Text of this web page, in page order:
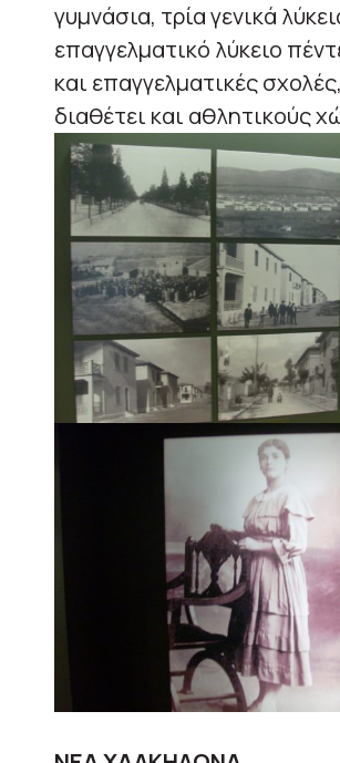
γυμνάσια, τρία γενικά
επαγγελματικό λύκειο
και επαγγελματικές
διαθέτει και αθλητικούς